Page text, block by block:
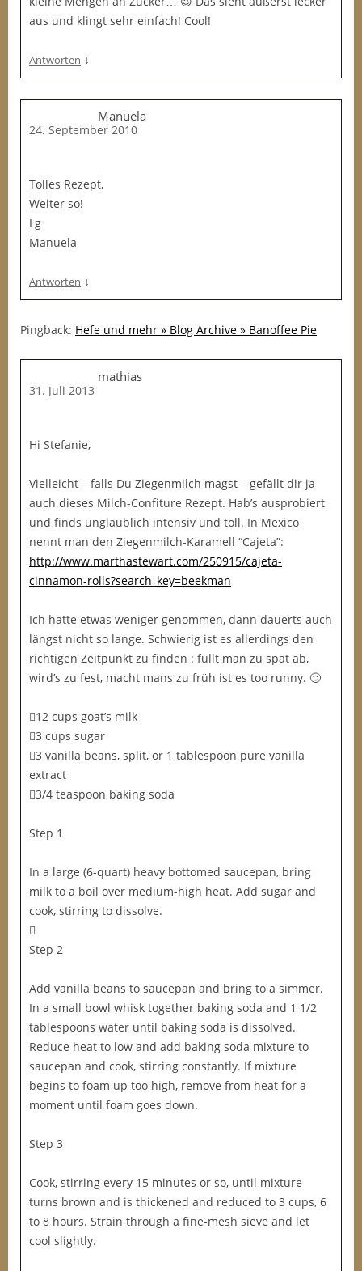
aus und klingt sehr einfach! Cool!
Antworten ↓
Manuela
24. September 2010
Tolles Rezept,
Weiter so!
Lg
Manuela
Antworten ↓
Pingback: Hefe und mehr » Blog Archive » Banoffee Pie
mathias
31. Juli 2013
Hi Stefanie,
Vielleicht – falls Du Ziegenmilch magst – gefällt dir ja
auch dieses Milch-Confiture Rezept. Hab’s ausprobiert
und finds unglaublich intensiv und toll. In Mexico
nennt man den Ziegenmilch-Karamell “Cajeta”:
http://www.marthastewart.com/250915/cajeta-
cinnamon-rolls?search_key=beekman
Ich hatte etwas weniger genommen, dann dauerts auch
längst nicht so lange. Schwierig ist es allerdings den
richtigen Zeitpunkt zu finden : füllt man zu spät ab,
wird’s zu fest, macht mans zu früh ist es too runny. 🙂
12 cups goat’s milk
3 cups sugar
3 vanilla beans, split, or 1 tablespoon pure vanilla
extract
3/4 teaspoon baking soda
Step 1
In a large (6-quart) heavy bottomed saucepan, bring
milk to a boil over medium-high heat. Add sugar and
cook, stirring to dissolve.

Step 2
Add vanilla beans to saucepan and bring to a simmer.
In a small bowl whisk together baking soda and 1 1/2
tablespoons water until baking soda is dissolved.
Reduce heat to low and add baking soda mixture to
saucepan and cook, stirring constantly. If mixture
begins to foam up too high, remove from heat for a
moment until foam goes down.
Step 3
Cook, stirring every 15 minutes or so, until mixture
turns brown and is thickened and reduced to 3 cups, 6
to 8 hours. Strain through a fine-mesh sieve and let
cool slightly.